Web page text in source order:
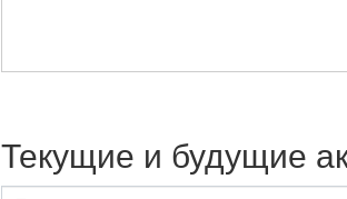
Текущие и будущие